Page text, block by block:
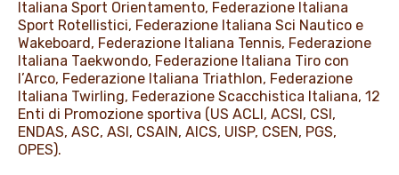
Italiana Sport Orientamento, Federazione Italiana
Sport Rotellistici, Federazione Italiana Sci Nautico e
Wakeboard, Federazione Italiana Tennis, Federazione
Italiana Taekwondo, Federazione Italiana Tiro con
l’Arco, Federazione Italiana Triathlon, Federazione
Italiana Twirling, Federazione Scacchistica Italiana, 12
Enti di Promozione sportiva (US ACLI, ACSI, CSI,
ENDAS, ASC, ASI, CSAIN, AICS, UISP, CSEN, PGS,
OPES).